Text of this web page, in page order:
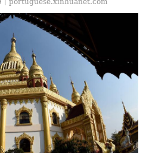
portuguese.xinhuanet.com